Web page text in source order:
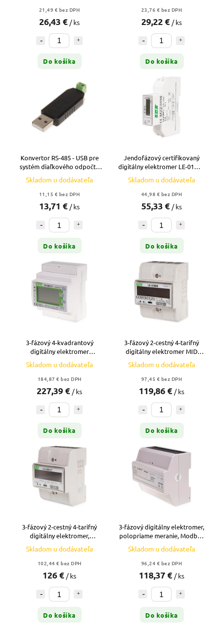
21,49 € bez DPH
26,43 € / ks
Do košíka
23,76 € bez DPH
29,22 € / ks
Do košíka
Konvertor RS-485 - USB pre
systém diaľkového odpočtu
METERNET - CN-USB-485
Skladom u dodávateľa
11,15 € bez DPH
13,71 € / ks
Do košíka
Jendofázový certifikovaný
digitálny elektromer LE-01MW
MID
Skladom u dodávateľa
44,98 € bez DPH
55,33 € / ks
Do košíka
3-fázový 4-kvadrantový
digitálny elektromer
polopriame meranie MID
certifikát LE-03MQ CT
Skladom u dodávateľa
184,87 € bez DPH
227,39 € / ks
Do košíka
3-fázový 2-cestný 4-tarifný
digitálny elektromer MID
certifikát, Modbus - LE-03MW
Skladom u dodávateľa
97,45 € bez DPH
119,86 € / ks
Do košíka
3-fázový 2-cestný 4-tarifný
digitálny elektromer,
polopriame meranie, Modbus
Skladom u dodávateľa
102,44 € bez DPH
126 € / ks
Do košíka
3-fázový digitálny elektromer,
polopriame meranie, Modbus
- LE-03M CT
Skladom u dodávateľa
96,24 € bez DPH
118,37 € / ks
Do košíka